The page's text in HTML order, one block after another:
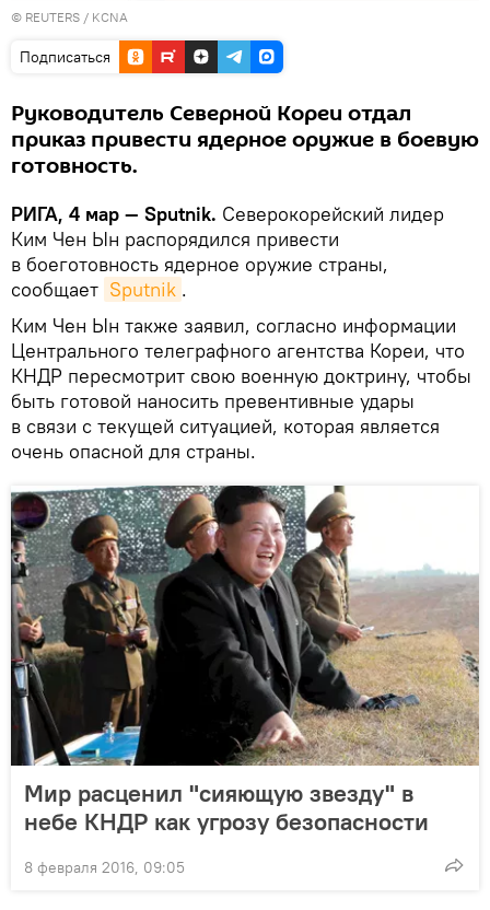
© REUTERS / KCNA
Подписаться
Руководитель Северной Кореи отдал
приказ привести ядерное оружие в боевую
готовность.
РИГА, 4 мар — Sputnik. Северокорейский лидер
Ким Чен Ын распорядился привести
в боеготовность ядерное оружие страны,
сообщает Sputnik .
Ким Чен Ын также заявил, cогласно информации
Центрального телеграфного агентства Кореи, что
КНДР пересмотрит свою военную доктрину, чтобы
быть готовой наносить превентивные удары
в связи с текущей ситуацией, которая является
очень опасной для страны.
Мир расценил "сияющую звезду" в
небе КНДР как угрозу безопасности
8 февраля 2016, 09:05